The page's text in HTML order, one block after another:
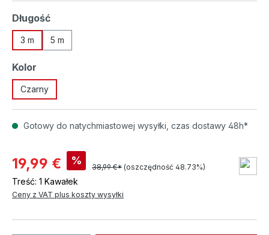
Wybierz
Długość
3 m 5 m
Wybierz
Kolor
Czarny
Gotowy do natychmiastowej wysyłki, czas dostawy 48h*
19,99 € %
38,99 €* (oszczędność 48.73%)
Treść: 1 Kawałek
Ceny z VAT plus koszty wysyłki